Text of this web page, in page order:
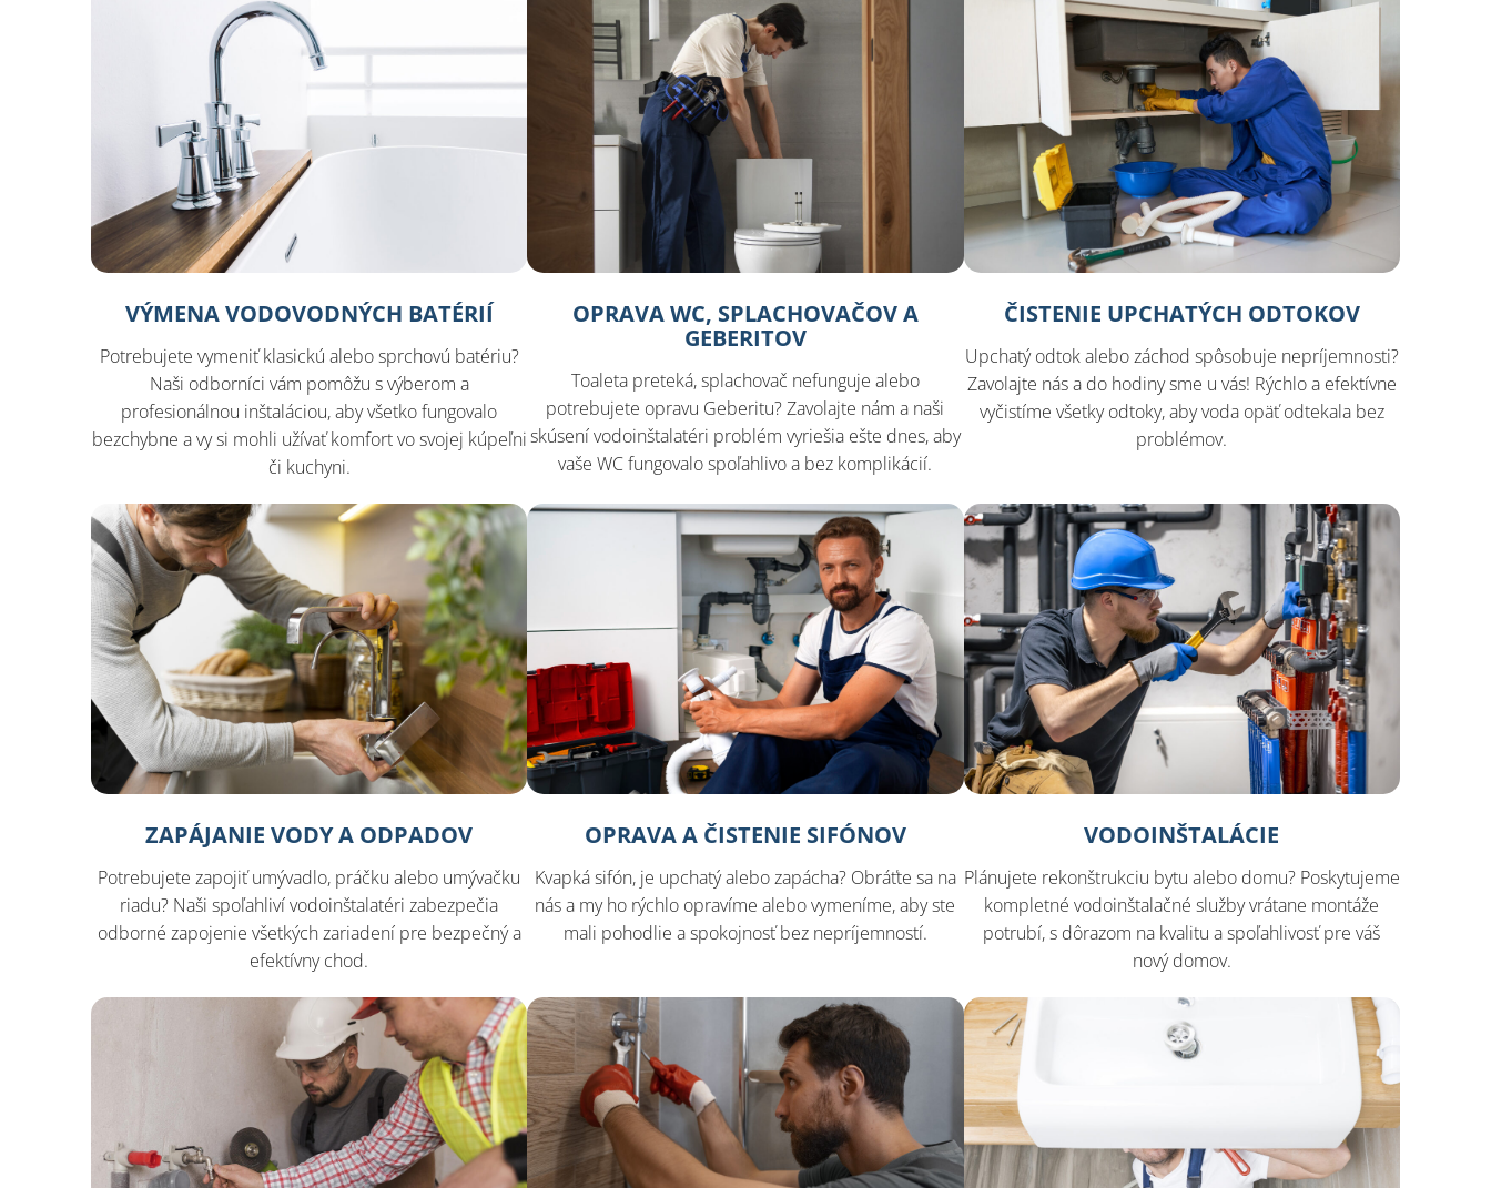
VÝMENA VODOVODNÝCH BATÉRIÍ
Potrebujete vymeniť klasickú alebo sprchovú batériu?
Naši odborníci vám pomôžu s výberom a
profesionálnou inštaláciou, aby všetko fungovalo
bezchybne a vy si mohli užívať komfort vo svojej kúpeľni
či kuchyni.
OPRAVA WC, SPLACHOVAČOV A
GEBERITOV
Toaleta preteká, splachovač nefunguje alebo
potrebujete opravu Geberitu? Zavolajte nám a naši
skúsení vodoinštalatéri problém vyriešia ešte dnes, aby
vaše WC fungovalo spoľahlivo a bez komplikácií.
ČISTENIE UPCHATÝCH ODTOKOV
Upchatý odtok alebo záchod spôsobuje nepríjemnosti?
Zavolajte nás a do hodiny sme u vás! Rýchlo a efektívne
vyčistíme všetky odtoky, aby voda opäť odtekala bez
problémov.
ZAPÁJANIE VODY A ODPADOV
Potrebujete zapojiť umývadlo, práčku alebo umývačku
riadu? Naši spoľahliví vodoinštalatéri zabezpečia
odborné zapojenie všetkých zariadení pre bezpečný a
efektívny chod.
OPRAVA A ČISTENIE SIFÓNOV
Kvapká sifón, je upchatý alebo zapácha? Obráťte sa na
nás a my ho rýchlo opravíme alebo vymeníme, aby ste
mali pohodlie a spokojnosť bez nepríjemností.
VODOINŠTALÁCIE
Plánujete rekonštrukciu bytu alebo domu? Poskytujeme
kompletné vodoinštalačné služby vrátane montáže
potrubí, s dôrazom na kvalitu a spoľahlivosť pre váš
nový domov.